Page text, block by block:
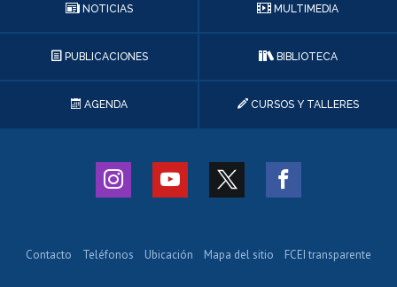
NOTICIAS MULTIMEDIA
PUBLICACIONES BIBLIOTECA
AGENDA CURSOS Y TALLERES
Contacto Teléfonos Ubicación Mapa del sitio FCEI transparente